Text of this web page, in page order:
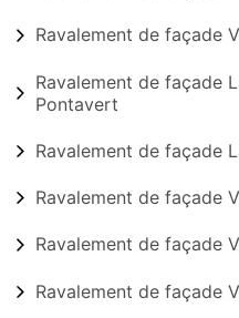
Ravalement de façade
Ravalement de façade
Pontavert
Ravalement de façade
Ravalement de façade
Ravalement de façade
Ravalement de façade